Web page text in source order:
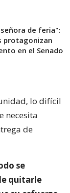
de feria":
protagonizan
en el Senado
lo difícil
necesita
de
se
quitarle